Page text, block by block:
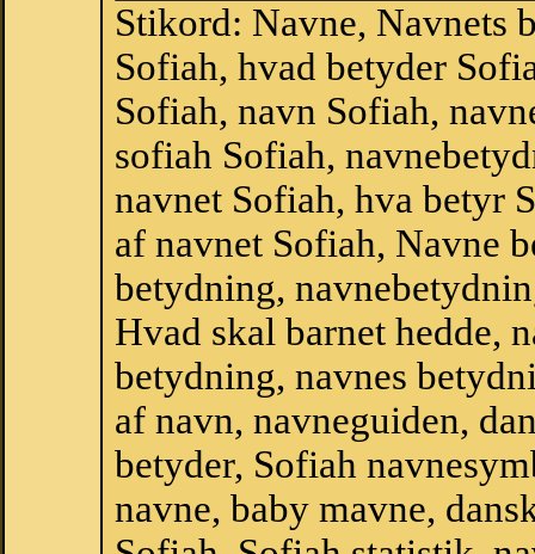
Stikord: Navne, Navnets
Sofiah, hvad betyder
Sofiah, navn Sofiah,
sofiah Sofiah,
navnet Sofiah, hva betyr
af navnet Sofiah, Navne
betydning,
Hvad skal barnet hedde,
betydning, navnes
af navn, navneguiden,
betyder, Sofiah
navne, baby mavne,